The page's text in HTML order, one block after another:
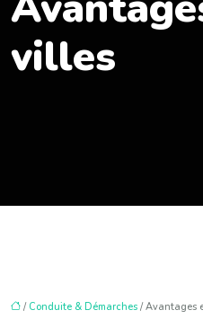
villes
/ Conduite & Démarches / Avantages